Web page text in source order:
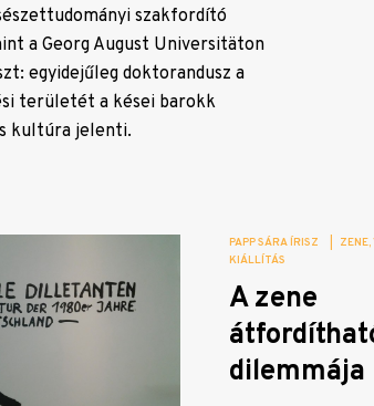
szakfordító
a Georg August Universitäton
egyidejűleg doktorandusz a
területét a kései barokk
kultúra jelenti.
PAPP SÁRA ÍRISZ ZENE
KIÁLLÍTÁS
A zene
dilemmája